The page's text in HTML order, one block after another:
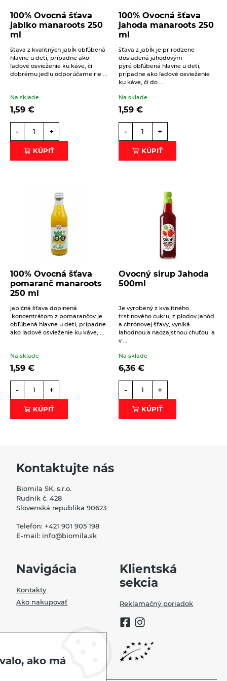
Beriem na vedomiespracovanie osobných údajov.
100% Ovocná šťava
jablko manaroots 250
ml
šťava z kvalitných jabĺk obľúbená
hlavne u detí, prípadne ako
ľadové osvieženie ku káve, či
dobrému jedlu odporúčame rie ...
Na sklade
1,59 €
- +
KÚPIŤ
100% Ovocná šťava
jahoda manaroots 250
ml
šťava z jabĺk je prirodzene
dosladená jahodovým
pyré obľúbená hlavne u detí,
prípadne ako ľadové osvieženie
ku káve, či do ...
Na sklade
1,59 €
- +
KÚPIŤ
100% Ovocná šťava
pomaranč manaroots
250 ml
jablčná šťava doplnená
koncentrátom z pomarančov je
obľúbená hlavne u detí, prípadne
ako ľadové osvieženie ku káve, ...
Na sklade
1,59 €
- +
KÚPIŤ
Ovocný sirup Jahoda
500ml
Je vyrobený z kvalitného
trstinového cukru, z plodov jahôd
a citrónovej šťavy, vyniká
lahodnou a naozajstnou chuťou a
v ...
Na sklade
6,36 €
- +
KÚPIŤ
Kontaktujte nás
Biomila SK, s.r.o.
Rudník č. 428
Slovenská republika 90623
Telefón: +421 901 905 198
E-mail: info@biomila.sk
Navigácia
Kontakty
Ako nakupovať
Klientská
sekcia
Reklamačný poriadok
ako má